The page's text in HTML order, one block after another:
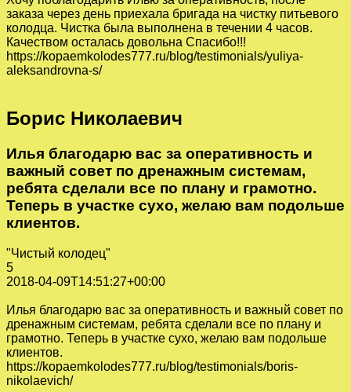
заказа через день приехала бригада на чистку питьевого
колодца. Чистка была выполнена в течении 4 часов.
Качеством осталась довольна Спасибо!!!
https://kopaemkolodes777.ru/blog/testimonials/yuliya-
aleksandrovna-s/
Борис Николаевич
Илья благодарю вас за оперативность и
важный совет по дренажным системам,
ребята сделали все по плану и грамотно.
Теперь в участке сухо, желаю вам подольше
клиентов.
"Чистый колодец"
5
2018-04-09T14:51:27+00:00
Илья благодарю вас за оперативность и важный совет по
дренажным системам, ребята сделали все по плану и
грамотно. Теперь в участке сухо, желаю вам подольше
клиентов.
https://kopaemkolodes777.ru/blog/testimonials/boris-
nikolaevich/